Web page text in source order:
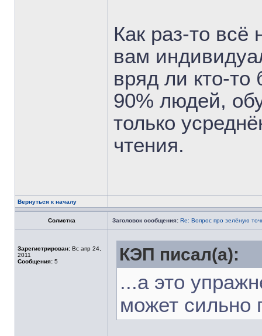
Как раз-то всё
вам
вряд ли кто-то
90% людей,
только
чтения.
Вернуться к началу
Солистка Заголовок сообщения: Re: Вопрос про зелёную
Зарегистрирован: Вс апр 24,
2011
Сообщения: 5 КЭП писал(а):
...а это
может сильно